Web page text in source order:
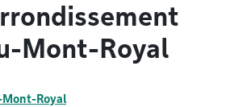
Mont-Royal
Mont-Royal